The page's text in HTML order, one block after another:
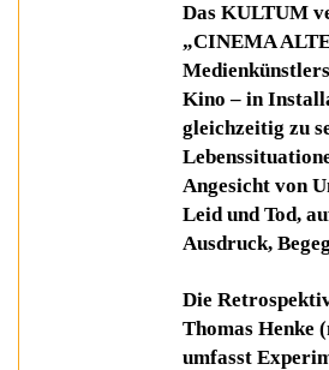
Das KULTUM
„CINEMA
Kino – in
gleichzeitig zu
Angesicht von
Leid und Tod,
Ausdruck,
Die
Thomas Henke
umfasst